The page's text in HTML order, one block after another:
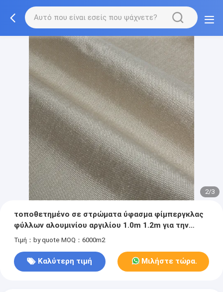
2/3
τοποθετημένο σε στρώματα ύφασμα φίμπεργκλας
φύλλων αλουμινίου αργιλίου 1.0m 1.2m για την
αντανάκλαση θερμότητας και τη μόνωση
Τιμή：by quote MOQ：6000m2
Καλύτερη τιμή Μιλήστε τώρα.